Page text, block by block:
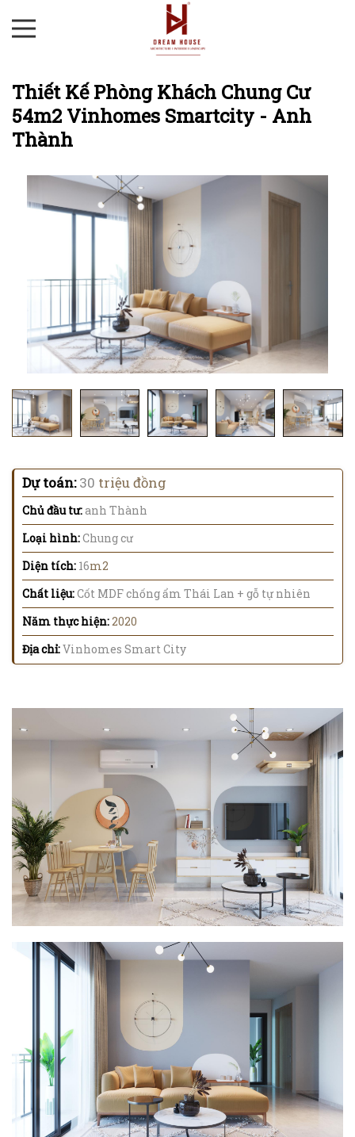
Thiết Kế Phòng Khách Chung Cư
54m2 Vinhomes Smartcity - Anh
Thành
Dự toán:30 triệu đồng
Chủ đầu tư:anh Thành
Loại hình:Chung cư
Diện tích: 16m2
Chất liệu:Cốt MDF chống ẩm Thái Lan + gỗ tự nhiên
Năm thực hiện:2020
Địa chỉ:Vinhomes Smart City